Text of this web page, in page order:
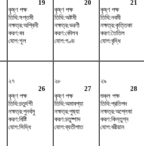
19
কৃষ্ণ পক্ষ
তিথি:সপ্তমী
নক্ষত্র:অশ্বিনী
করণ:বব
যোগ:শূল
20
কৃষ্ণ পক্ষ
তিথি:অষ্টমী
নক্ষত্র:ভরণী
করণ:কৌলব
যোগ:গণ্ড
21
কৃষ্ণ পক্ষ
তিথি:নবমী
নক্ষত্র:কৃত্তিকা
করণ:তৈতিল
যোগ:বৃদ্ধি
২৭
26
কৃষ্ণ পক্ষ
তিথি:চতুর্দশী
নক্ষত্র:পুনর্বসু
করণ:বিষ্টি
যোগ:সিদ্ধি
২৮
27
কৃষ্ণ পক্ষ
তিথি:অমাবশ্যা
নক্ষত্র:পুষ্যা
করণ:চতুষ্পাদ
যোগ:ব্যতীপাত
২৯
28
শুক্ল পক্ষ
তিথি:প্রতিপদ
নক্ষত্র:অশ্লেষা
করণ:কিন্তুগ্ন
যোগ:বরীয়ান